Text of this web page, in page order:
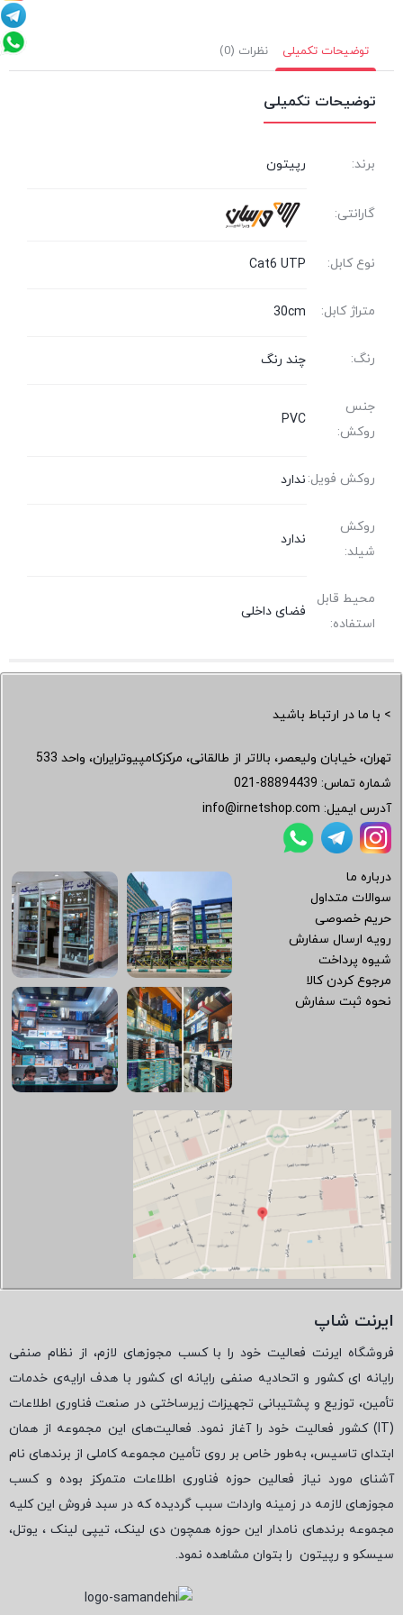
توضیحات تکمیلی نظرات (0)
توضیحات تکمیلی
برند: رپیتون
گارانتی:
نوع کابل: Cat6 UTP
متراژ کابل: 30cm
رنگ: چند رنگ
جنس
روکش:
PVC
روکش فویل: ندارد
روکش
شیلد:
ندارد
محیط قابل
استفاده:
فضای داخلی
> با ما در ارتباط باشید
تهران، خیابان ولیعصر، بالاتر از طالقانی، مرکزکامپیوترایران، واحد 533
شماره تماس: 021-88894439
آدرس ایمیل: info@irnetshop.com
درباره ما
سوالات متداول
حریم خصوصی
رویه ارسال سفارش
شیوه پرداخت
مرجوع کردن کالا
نحوه ثبت سفارش
ایرنت شاپ
فروشگاه ایرنت فعالیت خود را با کسب مجوزهای لازم، از نظام صنفی
رایانه ای کشور و اتحادیه صنفی رایانه ای کشور با هدف ارایه‌ی خدمات
تأمین، توزیع و پشتیبانی تجهیزات زیرساختی در صنعت فناوری اطلاعات
(
IT) کشور فعالیت خود را آغاز نمود. فعالیت‌های این مجموعه از همان
ابتدای تاسیس، به‌طور خاص بر روی تأمین مجموعه کاملی از برندهای نام
آشنای مورد نیاز فعالین حوزه فناوری اطلاعات متمرکز بوده و کسب
مجوزهای لازمه در زمینه واردات سبب گردیده که در سبد فروش این کلیه
مجموعه برندهای نامدار این حوزه همچون دی لینک، تیپی لینک ، یوتل،
سیسکو و رپیتون را بتوان مشاهده نمود.